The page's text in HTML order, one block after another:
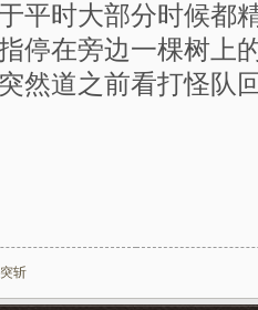
平时大部分时候都
停在旁边一棵树上
然道之前看打怪队
斩